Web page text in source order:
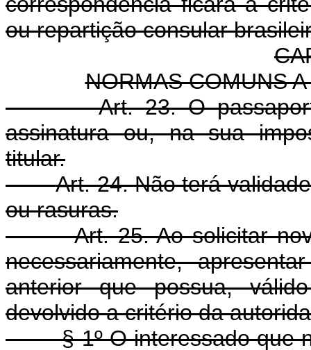
ou repartição consular
NORMAS COMUNS
Art. 23. O
assinatura ou, na sua
titular.
Art. 24. Não terá
ou rasuras.
Art. 25. Ao solicitar
necessariamente,
anterior que possua,
devolvido a critério da
§ 1º O interessado que